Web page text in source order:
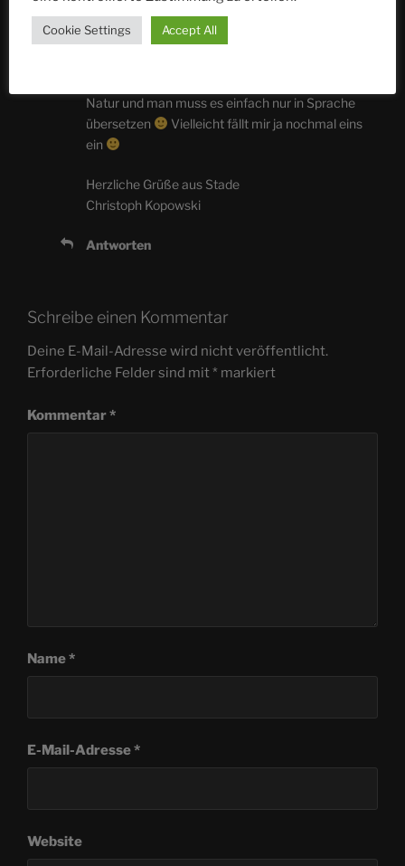
17. NOVEMBER 2023 UM 15:19 UHR
Danke schön
Es macht Spaß und ich habe
Natur und man muss es einfach nur in Sprache
übersetzen
Vielleicht fällt mir ja nochmal eins
ein
Herzliche Grüße aus Stade
Christoph Kopowski
Antworten
Schreibe einen Kommentar
Deine E-Mail-Adresse wird nicht veröffentlicht.
Erforderliche Felder sind mit* markiert
Kommentar*
Name*
E-Mail-Adresse*
Website
Cookie Settings Accept All